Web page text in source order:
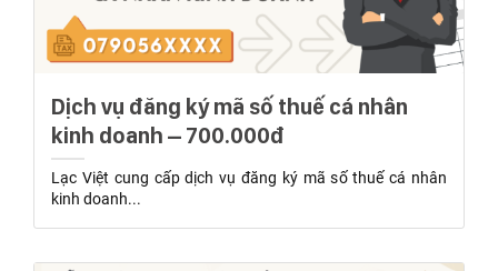
Dịch vụ đăng ký mã số thuế cá nhân
kinh doanh – 700.000đ
Lạc Việt cung cấp dịch vụ đăng ký mã số thuế cá nhân
kinh doanh...